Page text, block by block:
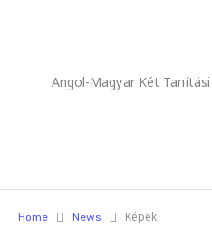
Angol-Magyar Két
Home News Képek